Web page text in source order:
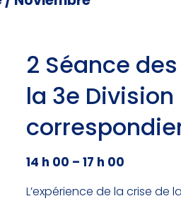
2 Séance
la 3e
14 h 00 – 17 h 00
L’expérience de la crise de